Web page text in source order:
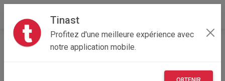
Tinast
Profitez d'une meilleure expérience avec
notre application mobile.
Accueil Recherche
Nouvelle-Aquitaine